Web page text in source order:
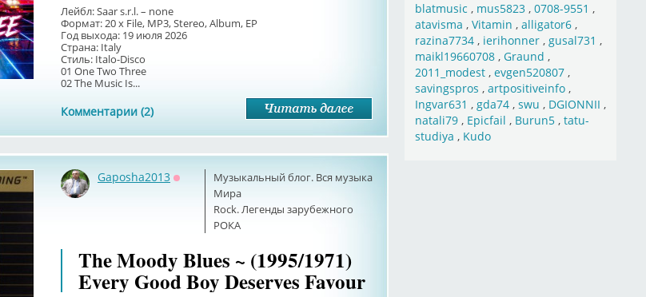
Лейбл: Saar s.r.l. – none
Формат: 20 x File, MP3, Stereo, Album, EP
Год выхода: 19 июля 2026
Страна: Italy
Стиль: Italo-Disco
01 One Two Three
02 The Music Is...
Комментарии (2)
Музыкальный блог. Вся музыка
Мира
Rock. Легенды зарубежного
РОКА
Gaposha2013
Оффлайн
The Moody Blues ~ (1995/1971)
Every Good Boy Deserves Favour
blatmusic , mus5823, 0708-9551 ,
atavisma , Vitamin , alligator6,
razina7734, ierihonner, gusal731 ,
maikl19660708, Graund ,
2011_modest, evgen520807,
savingspros , artpositiveinfo,
Ingvar631 , gda74, swu , DGIONNII ,
natali79, Epicfail , Burun5, tatu-
studiya , Kudo